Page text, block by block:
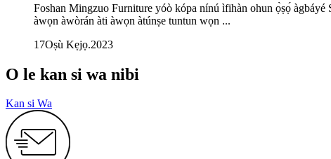
Foshan Mingzuo Furniture yóò kópa nínú ìfihàn ohun ọ̀ṣọ́
àwọn àwòrán àti àwọn àtúnṣe tuntun wọn ...
17Oṣù Kẹjọ.2023
O le kan si wa nibi
Kan si Wa